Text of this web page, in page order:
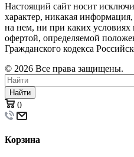
Настоящий сайт носит
характер, никакая
на нем, ни при каких условиях
офертой, определяемой
Гражданского кодекса
© 2026 Все права защищены.
Найти
0
Корзина